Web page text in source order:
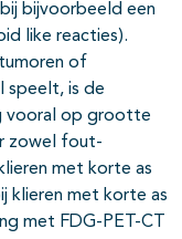
bijvoorbeeld een
like reacties).
of
speelt, is de
vooral op grootte
zowel fout-
met korte as
klieren met korte as
met FDG-PET-CT